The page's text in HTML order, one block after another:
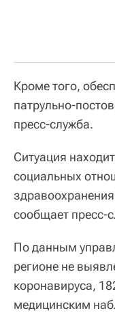
Кроме того,
патрульно-
пресс-служба.
Ситуация
социальных
сообщает пресс-
По данным
регионе не
коронавируса,
медицинским